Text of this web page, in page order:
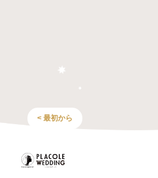
< 最初から